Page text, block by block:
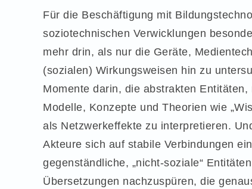
Für die Beschäftigung mit
soziotechnischen Verwicklungen
mehr drin, als nur die Geräte,
(sozialen) Wirkungsweisen hin zu
Momente darin, die abstrakten
Modelle, Konzepte und Theorien wie
als Netzwerkeffekte zu interpretieren.
Akteure sich auf stabile Verbindungen
gegenständliche, „nicht-soziale“
Übersetzungen nachzuspüren, die